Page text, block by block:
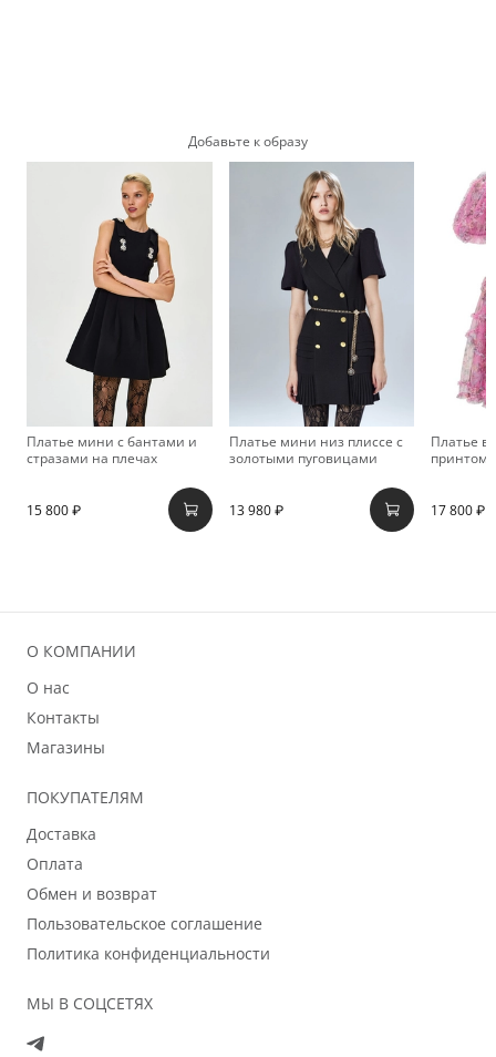
Добавьте к образу
Платье мини с бантами и
стразами на плечах
15 800 ₽
Платье мини низ плиссе с
золотыми пуговицами
13 980 ₽
Платье
принтом
17 800 ₽
О КОМПАНИИ
О нас
Контакты
Магазины
ПОКУПАТЕЛЯМ
Доставка
Оплата
Обмен и возврат
Пользовательское соглашение
Политика конфиденциальности
МЫ В СОЦСЕТЯХ